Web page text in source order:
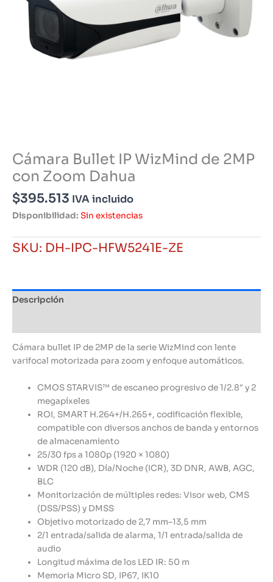
Cámara Bullet IP WizMind de 2MP
con Zoom Dahua
$395.513 IVA incluido
Disponibilidad: Sin existencias
SKU: DH-IPC-HFW5241E-ZE
Descripción
Cámara bullet IP de 2MP de la serie WizMind con lente
varifocal motorizada para zoom y enfoque automáticos.
CMOS STARVIS™ de escaneo progresivo de 1/2.8″ y 2
megapíxeles
ROI, SMART H.264+/H.265+, codificación flexible,
compatible con diversos anchos de banda y entornos
de almacenamiento
25/30 fps a 1080p (1920 × 1080)
WDR (120 dB), Día/Noche (ICR), 3D DNR, AWB, AGC,
BLC
Monitorización de múltiples redes: Visor web, CMS
(DSS/PSS) y DMSS
Objetivo motorizado de 2,7 mm–13,5 mm
2/1 entrada/salida de alarma, 1/1 entrada/salida de
audio
Longitud máxima de los LED IR: 50 m
Memoria Micro SD, IP67, IK10